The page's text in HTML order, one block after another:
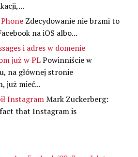
Zdecydowanie nie brzmi to
na iOS albo...
i adres w domenie
już w PLPowinniście w
na głównej stronie
już mieć...
InstagramMark Zuckerberg:
that Instagram is